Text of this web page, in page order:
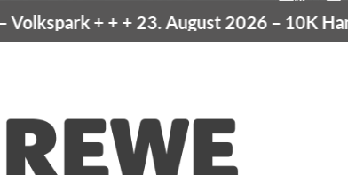
+ + +23. August 2026 –10K